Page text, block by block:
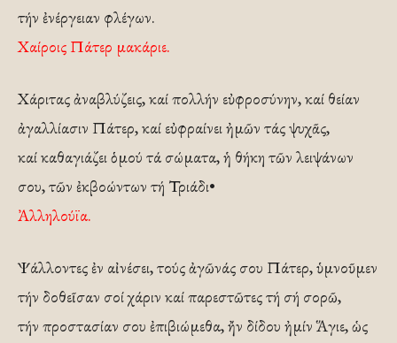
τήν ἐνέργειαν φλέγων.
Χαίροις Πάτερ μακάριε.
Χάριτας ἀναβλύζεις, καί πολλήν εὐφροσύνην, καί θείαν
ἀγαλλίασιν Πάτερ, καί εὐφραίνει ἠμῶν τάς ψυχᾶς,
καί καθαγιάζει ὁμού τά σώματα, ἡ θήκη τῶν λειψάνων
σου, τῶν ἐκβοώντων τή Τριάδι•
Ἀλληλούϊα.
Ψάλλοντες ἐν αἰνέσει, τούς ἀγῶνάς σου Πάτερ, ὑμνοῦμεν
τήν δοθεῖσαν σοί χάριν καί παρεστῶτες τή σή σορῶ,
τήν προστασίαν σου ἐπιβιώμεθα, ἤν δίδου ἠμίν Ἅγιε, ὡς